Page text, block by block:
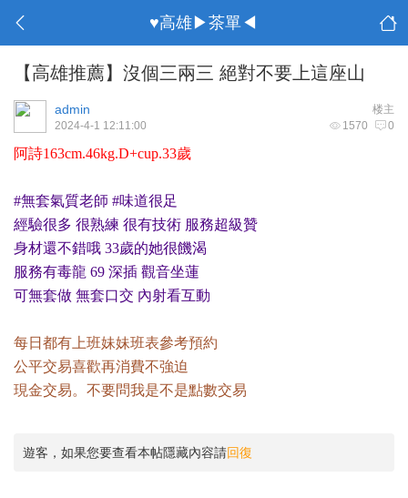
♥高雄▶茶單◀
【高雄推薦】沒個三兩三 絕對不要上這座山
楼主
admin
1570 0
2024-4-1 12:11:00
阿詩163cm.46kg.D+cup.33歲
#無套氣質老師 #味道很足
經驗很多 很熟練 很有技術 服務超級贊
身材還不錯哦 33歲的她很饑渴
服務有毒龍 69 深插 觀音坐蓮
可無套做 無套口交 內射看互動
每日都有上班妹妹班表參考預約
公平交易喜歡再消費不強迫
現金交易。不要問我是不是點數交易
遊客，如果您要查看本帖隱藏內容請回復